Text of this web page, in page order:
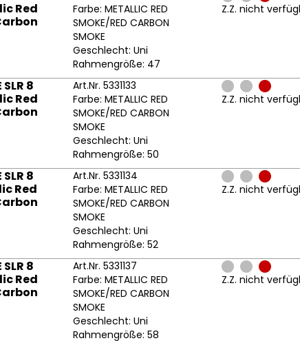
Red
Farbe: METALLIC RED
SMOKE/RED CARBON
SMOKE
Geschlecht: Uni
Rahmengröße: 47
Z.Z. nicht
8
Red
Art.Nr. 5331133
Farbe: METALLIC RED
SMOKE/RED CARBON
SMOKE
Geschlecht: Uni
Rahmengröße: 50
Z.Z. nicht
8
Red
Art.Nr. 5331134
Farbe: METALLIC RED
SMOKE/RED CARBON
SMOKE
Geschlecht: Uni
Rahmengröße: 52
Z.Z. nicht
8
Red
Art.Nr. 5331137
Farbe: METALLIC RED
SMOKE/RED CARBON
SMOKE
Geschlecht: Uni
Rahmengröße: 58
Z.Z. nicht